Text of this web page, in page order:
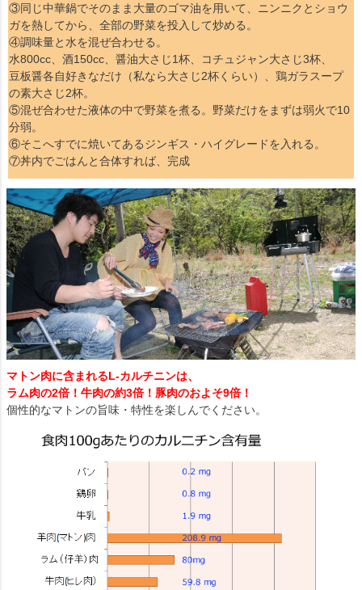
③同じ中華鍋でそのまま大量のゴマ油を用いて、ニンニクとショウ
ガを熱してから、全部の野菜を投入して炒める。
④調味量と水を混ぜ合わせる。
水800cc、酒150cc、醤油大さじ1杯、コチュジャン大さじ3杯、
豆板醤各自好きなだけ（私なら大さじ2杯くらい）、鶏ガラスープ
の素大さじ2杯。
⑤混ぜ合わせた液体の中で野菜を煮る。野菜だけをまずは弱火で10
分弱。
⑥そこへすでに焼いてあるジンギス・ハイグレードを入れる。
⑦丼内でごはんと合体すれば、完成
マトン肉に含まれるL-カルチニンは、
ラム肉の2倍！牛肉の約3倍！豚肉のおよそ9倍！
個性的なマトンの旨味・特性を楽しんでください。